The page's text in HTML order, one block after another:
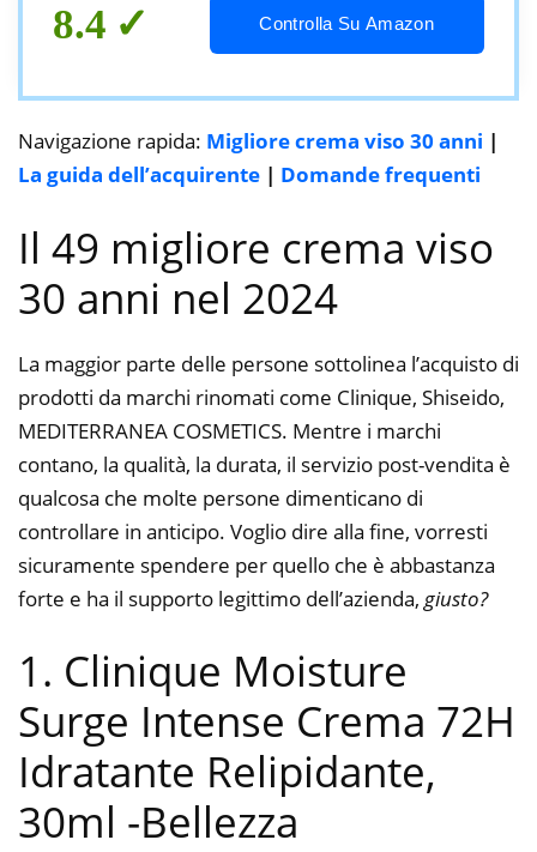
8.4 Controlla Su Amazon
Navigazione rapida: Migliore crema viso 30 anni |
La guida dell’acquirente | Domande frequenti
Il 49 migliore crema viso
30 anni nel 2024
La maggior parte delle persone sottolinea l’acquisto di
prodotti da marchi rinomati come Clinique, Shiseido,
MEDITERRANEA COSMETICS. Mentre i marchi
contano, la qualità, la durata, il servizio post-vendita è
qualcosa che molte persone dimenticano di
controllare in anticipo. Voglio dire alla fine, vorresti
sicuramente spendere per quello che è abbastanza
forte e ha il supporto legittimo dell’azienda, giusto?
1. Clinique Moisture
Surge Intense Crema 72H
Idratante Relipidante,
30ml -Bellezza